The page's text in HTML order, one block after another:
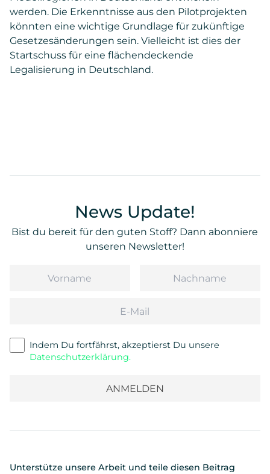
werden. Die Erkenntnisse aus den Pilotprojekten
könnten eine wichtige Grundlage für zukünftige
Gesetzesänderungen sein. Vielleicht ist dies der
Startschuss für eine flächendeckende
Legalisierung in Deutschland.
News Update!
Bist du bereit für den guten Stoff? Dann abonniere
unseren Newsletter!
Indem Du fortfährst, akzeptierst Du unsere
Datenschutzerklärung.
Unterstütze unsere Arbeit und teile diesen Beitrag